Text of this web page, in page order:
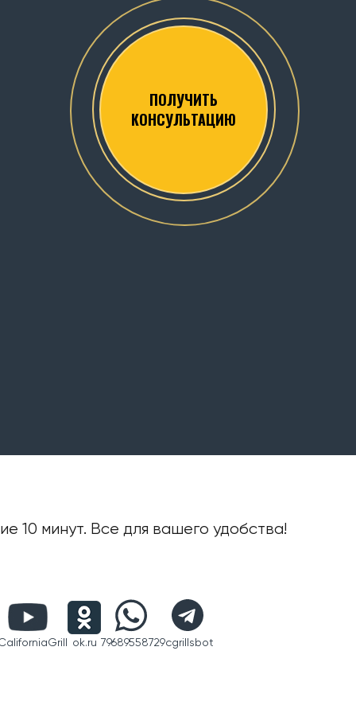
ПОЛУЧИТЬ
КОНСУЛЬТАЦИЮ
10 минут. Все для вашего удобства!
ok.ru 79689558729cgrillsbot